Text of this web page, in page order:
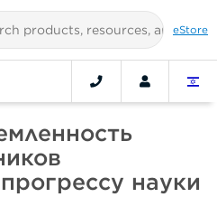
eStore
науки